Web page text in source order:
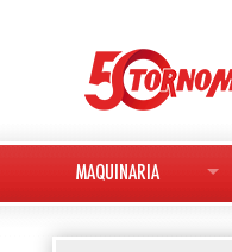
MAQUINARIA
MAQUINARIA NUEVA